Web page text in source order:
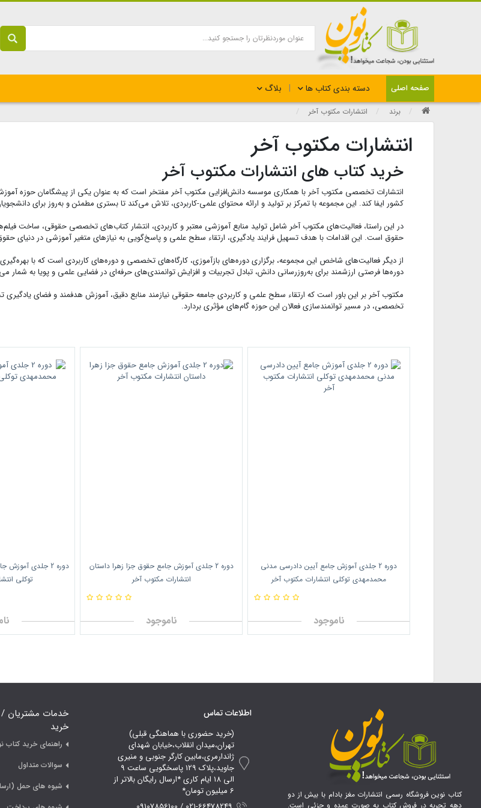
صفحه اصلی دسته بندی کتاب ها بلاگ
برند
انتشارات مکتوب آخر
انتشارات مکتوب آخر
خرید کتاب های انتشارات مکتوب آخر
انتشارات تخصصی مکتوب آخر با همکاری موسسه دانش‌افزایی مکتوب آخر مفتخر است که به عنوان یکی از پیشگامان حوزه
کشور ایفا کند. این مجموعه با تمرکز بر تولید و ارائه محتوای علمی-کاربردی، تلاش می‌کند تا بستری مطمئن و به‌روز برای
در این راستا، فعالیت‌های مکتوب آخر شامل تولید منابع آموزشی معتبر و کاربردی، انتشار کتاب‌های تخصصی حقوقی، ساخت
حقوق است. این اقدامات با هدف تسهیل فرایند یادگیری، ارتقاء سطح علمی و پاسخ‌گویی به نیازهای متغیر آموزشی در دنیای
از دیگر فعالیت‌های شاخص این مجموعه، برگزاری دوره‌های بازآموزی، کارگاه‌های تخصصی و دوره‌های کاربردی است که با
دوره‌ها فرصتی ارزشمند برای به‌روزرسانی دانش، تبادل تجربیات و افزایش توانمندی‌های حرفه‌ای در فضایی علمی و پویا به شمار
مکتوب آخر بر این باور است که ارتقاء سطح علمی و کاربردی جامعه حقوقی نیازمند منابع دقیق، آموزش هدفمند و فضای
تخصصی، در مسیر توانمندسازی فعالان این حوزه گام‌های مؤثری بردارد.
دوره 2 جلدی آموزش جامع آیین دادرسی مدنی
محمدمهدی توکلی انتشارات مکتوب آخر
ناموجود
دوره 2 جلدی آموزش جامع حقوق جزا زهرا داستان
انتشارات مکتوب آخر
ناموجود
دوره 2 جلدی
توکلی
کتاب نوین فروشگاه رسمی انتشارات مغز بادام با بیش از دو
دهه تجربه در فروش کتاب به صورت عمده و جزئی است.
اطلاعات تماس
(خرید حضوری با هماهنگی قبلی)
تهران،میدان انقلاب،خیابان شهدای
ژاندارمری،مابین کارگر جنوبی و منیری
جاوید،پلاک 129 پاسخگویی ساعت 9
الی 18 ایام کاری *ارسال رایگان بالاتر از
6 میلیون تومان*
خدمات مشتریان /
خرید
راهنمای خرید کتاب
سوالات متداول
شیوه های حمل